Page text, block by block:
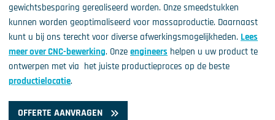
gewichtsbesparing gerealiseerd worden. Onze smeedstukken
kunnen worden geoptimaliseerd voor massaproductie. Daarnaast
kunt u bij ons terecht voor diverse afwerkingsmogelijkheden. Lees
meer over CNC-bewerking. Onze engineers helpen u uw product te
ontwerpen met via het juiste productieproces op de beste
productielocatie.
OFFERTE AANVRAGEN